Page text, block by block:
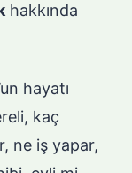
hakkında
hayatı
kaç
ne iş yapar,